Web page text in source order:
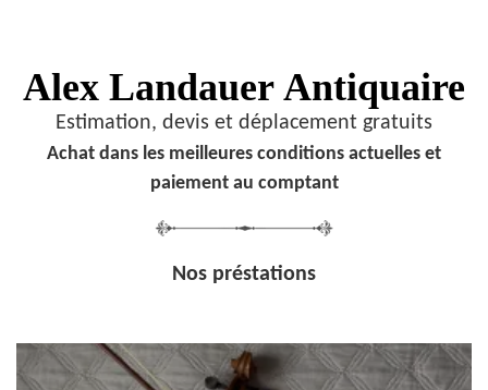
Alex Landauer Antiquaire
Estimation, devis et déplacement gratuits
Achat dans les meilleures conditions actuelles et
paiement au comptant
Nos préstations